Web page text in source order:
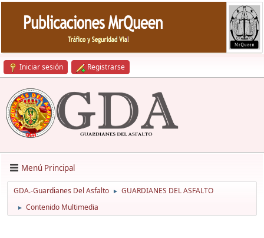
Iniciar sesión Registrarse
Menú Principal
GDA.-Guardianes Del Asfalto ► GUARDIANES DEL ASFALTO
► Contenido Multimedia